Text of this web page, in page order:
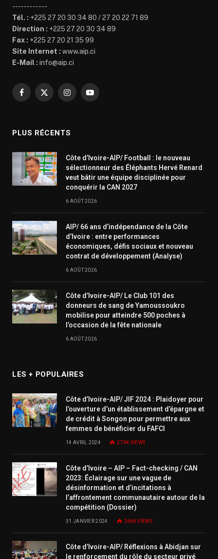
------------
Tél. : +225 27 20 30 34 80 / 27 20 22 71 89
Direction : +225 27 20 30 34 89
Fax : +225 27 20 21 35 99
Site Internet : www.aip.ci
E-Mail : info@aip.ci
Facebook
X
InstagramYouTube
PLUS RÉCENTS
Côte d’Ivoire-AIP/ Football : le nouveau
sélectionneur des Éléphants Hervé Renard
veut bâtir une équipe disciplinée pour
conquérir la CAN 2027
6 AOÛT 2026
AIP/ 66 ans d’indépendance de la Côte
d’Ivoire : entre performances
économiques, défis sociaux et nouveau
contrat de développement (Analyse)
6 AOÛT 2026
Côte d’Ivoire-AIP/ Le Club 101 des
donneurs de sang de Yamoussoukro
mobilise pour atteindre 500 poches à
l’occasion de la fête nationale
6 AOÛT 2026
LES + POPULAIRES
Côte d’Ivoire-AIP/ JIF 2024 : Plaidoyer pour
l’ouverture d’un établissement d’épargne et
de crédit à Songon pour permettre aux
femmes de bénéficier du FAFCI
14 AVRIL 2024 273K VIEWS
Côte d’Ivoire – AIP – Fact-checking / CAN
2023: Éclairage sur une vague de
désinformation et d’incitations à
l’affrontement communautaire autour de la
compétition (Dossier)
31 JANVIER 2024 266KVIEWS
Côte d’Ivoire-AIP/ Réflexions à Abidjan sur
le renforcement du rôle du secteur privé